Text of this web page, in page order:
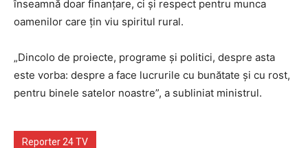
înseamnă doar finanțare, ci și respect pentru munca
oamenilor care țin viu spiritul rural.
„Dincolo de proiecte, programe și politici, despre asta
este vorba: despre a face lucrurile cu bunătate și cu rost,
pentru binele satelor noastre”, a subliniat ministrul.
Reporter 24 TV